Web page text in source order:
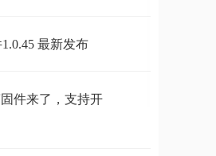
最新发布
件来了，支持开